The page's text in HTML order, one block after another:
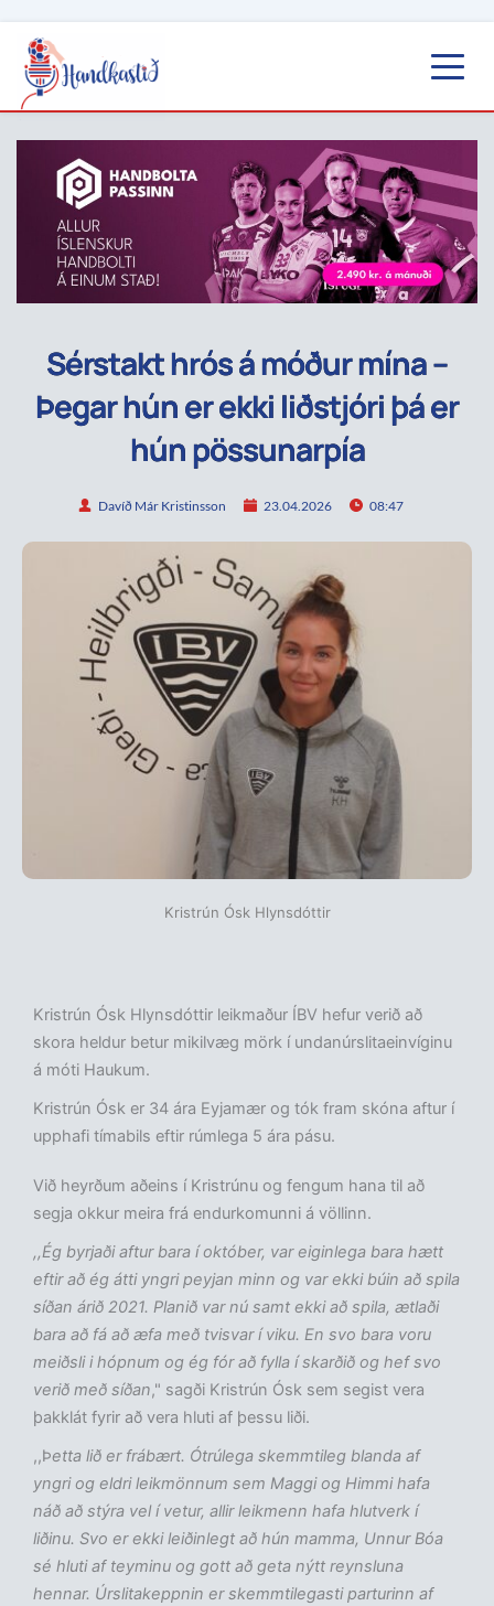
Sérstakt hrós á móður mína –
Þegar hún er ekki liðstjóri þá er
hún pössunarpía
Davíð Már Kristinsson 23.04.2026 08:47
Kristrún Ósk Hlynsdóttir
Kristrún Ósk Hlynsdóttir leikmaður ÍBV hefur verið að
skora heldur betur mikilvæg mörk í undanúrslitaeinvíginu
á móti Haukum.
Kristrún Ósk er 34 ára Eyjamær og tók fram skóna aftur í
upphafi tímabils eftir rúmlega 5 ára pásu.
Við heyrðum aðeins í Kristrúnu og fengum hana til að
segja okkur meira frá endurkomunni á völlinn.
,,Ég byrjaði aftur bara í október, var eiginlega bara hætt
eftir að ég átti yngri peyjan minn og var ekki búin að spila
síðan árið 2021. Planið var nú samt ekki að spila, ætlaði
bara að fá að æfa með tvisvar í viku. En svo bara voru
meiðsli i hópnum og ég fór að fylla í skarðið og hef svo
verið með síðan," sagði Kristrún Ósk sem segist vera
þakklát fyrir að vera hluti af þessu liði.
,,Þetta lið er frábært. Ótrúlega skemmtileg blanda af
yngri og eldri leikmönnum sem Maggi og Himmi hafa
náð að stýra vel í vetur, allir leikmenn hafa hlutverk í
liðinu. Svo er ekki leiðinlegt að hún mamma, Unnur Bóa
sé hluti af teyminu og gott að geta nýtt reynsluna
hennar. Úrslitakeppnin er skemmtilegasti parturinn af